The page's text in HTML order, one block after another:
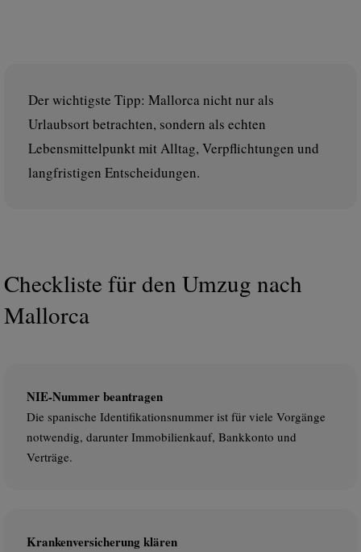
Der wichtigste Tipp: Mallorca nicht nur als
Urlaubsort betrachten, sondern als echten
Lebensmittelpunkt mit Alltag, Verpflichtungen und
langfristigen Entscheidungen.
Checkliste für den Umzug nach
Mallorca
NIE-Nummer beantragen
Die spanische Identifikationsnummer ist für viele Vorgänge
notwendig, darunter Immobilienkauf, Bankkonto und
Verträge.
Krankenversicherung klären